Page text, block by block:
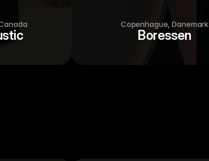
Copenhague, Danemark
Boressen